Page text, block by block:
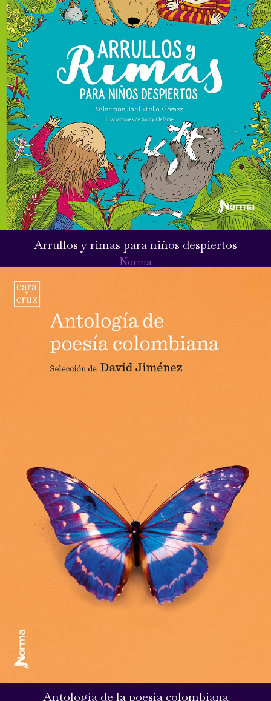
Arrullos y rimas para niños despiertos
Norma
Antología de la poesía colombiana